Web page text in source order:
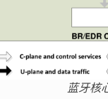
蓝牙核